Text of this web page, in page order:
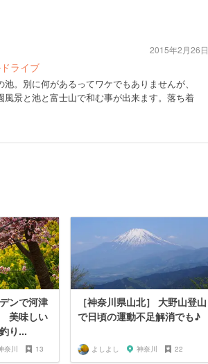
ライブ
。別に何があるってワケでもありませんが、
景と池と富士山で和む事が出来ます。落ち着
2015年2月26日
ンで河津
美味しい
り...
奈川 13
［神奈川県山北］ 大野山登山
で日頃の運動不足解消でも♪
よしよし 神奈川 22